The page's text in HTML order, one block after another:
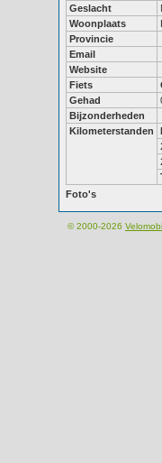
Geslacht
Woonplaats
Provincie
Email
Website
Fiets
Gehad
Bijzonderheden
Kilometerstanden
Foto's
© 2000-2026